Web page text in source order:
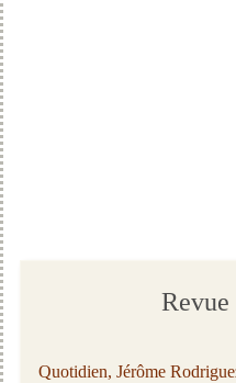
Revue
Quotidien, Jérôme